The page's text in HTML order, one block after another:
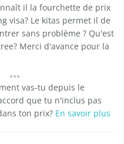
il la fourchette de prix
visa? Le kitas permet il de
sans problème ? Qu'est
Merci d'avance pour la
vas-tu depuis le
que tu n'inclus pas
ton prix? En savoir plus